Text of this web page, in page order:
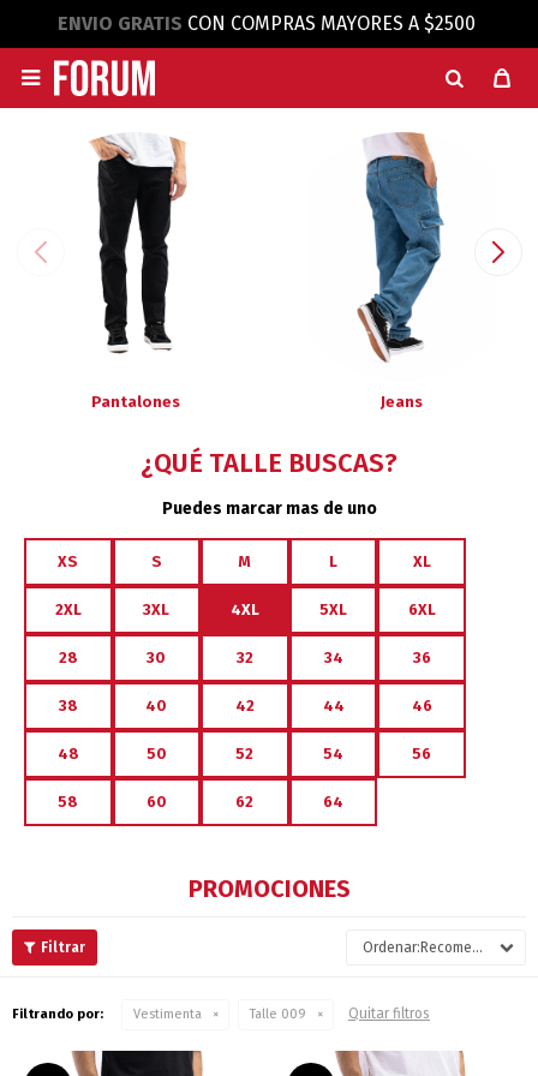
ENVIO GRATIS CON COMPRAS MAYORES A $2500

Pantalones Jeans
¿QUÉ TALLE BUSCAS?
Puedes marcar mas de uno
XS S M L XL
2XL 3XL 4XL 5XL 6XL
28 30 32 34 36
38 40 42 44 46
48 50 52 54 56
58 60 62 64
PROMOCIONES
Recomendados
Filtrando por: Vestimenta Talle 009 Quitar filtros